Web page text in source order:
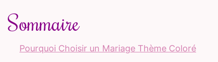
Sommaire
Pourquoi Choisir un Mariage Thème Coloré